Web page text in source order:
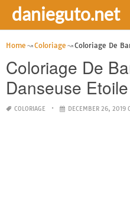
danieguto.net
Home Coloriage Coloriage De
Coloriage De
Danseuse Etoile
COLORIAGE DECEMBER 26, 2019